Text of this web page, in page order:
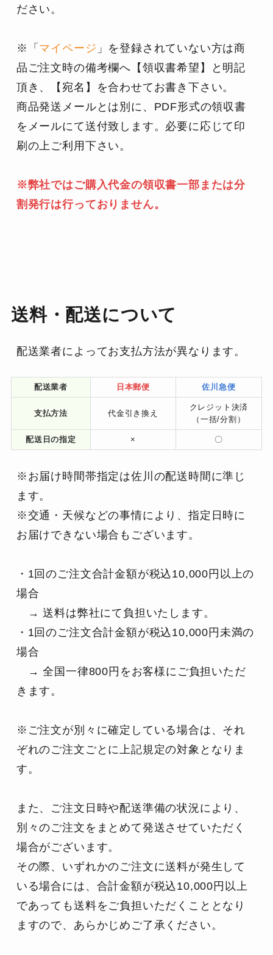
ださい。
※「 マイページ 」を登録されていない方は商
品ご注文時の備考欄へ【領収書希望】と明記
頂き、【宛名】を合わせてお書き下さい。
商品発送メールとは別に、PDF形式の領収書
をメールにて送付致します。必要に応じて印
刷の上ご利用下さい。
※弊社ではご購入代金の領収書一部または分
割発行は行っておりません。
送料・配送について
配送業者によってお支払方法が異なります。
配送業者 日本郵便 佐川急便
支払方法 代金引き換え
クレジット決済
（一括/分割）
配送日の指定 × 〇
※お届け時間帯指定は佐川の配送時間に準じ
ます。
※交通・天候などの事情により、指定日時に
お届けできない場合もございます。
・1回のご注文合計金額が税込10,000円以上の
場合
→ 送料は弊社にて負担いたします。
・1回のご注文合計金額が税込10,000円未満の
場合
→ 全国一律800円をお客様にご負担いただ
きます。
※ご注文が別々に確定している場合は、それ
ぞれのご注文ごとに上記規定の対象となりま
す。
また、ご注文日時や配送準備の状況により、
別々のご注文をまとめて発送させていただく
場合がございます。
その際、いずれかのご注文に送料が発生して
いる場合には、 合計金額が税込10,000円以上
であっても送料をご負担いただくこととなり
ますので、あらかじめご了承ください。